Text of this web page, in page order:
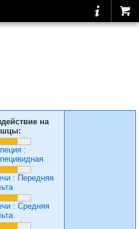
на
:
: Передняя
: Средняя